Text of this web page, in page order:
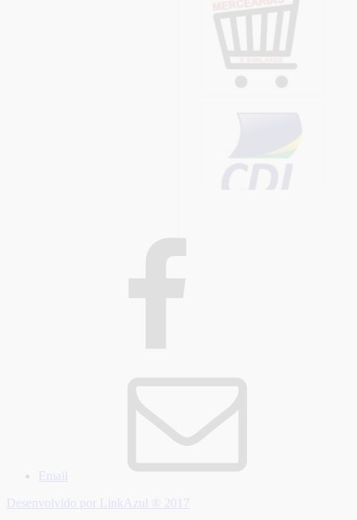
Email
Desenvolvido por LinkAzul ® 2017